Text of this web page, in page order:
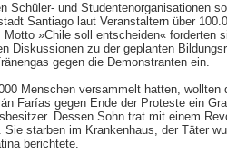
Schüler- und Studentenorganisationen
Santiago laut Veranstaltern über
»Chile soll entscheiden« forderten
Diskussionen zu der geplanten
gegen die Demonstranten ein.
Menschen versammelt hatten,
Farías gegen Ende der Proteste ein
Dessen Sohn trat mit einem
Sie starben im Krankenhaus, der Täter
berichtete.